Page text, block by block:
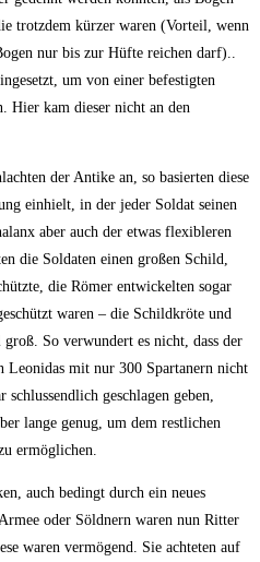
trotzdem kürzer waren (Vorteil, wenn
nur bis zur Hüfte reichen darf)..
um von einer befestigten
Hier kam dieser nicht an den
der Antike an, so basierten diese
einhielt, in der jeder Soldat seinen
aber auch der etwas flexibleren
die Soldaten einen großen Schild,
die Römer entwickelten sogar
waren – die Schildkröte und
So verwundert es nicht, dass der
Leonidas mit nur 300 Spartanern nicht
geschlagen geben,
lange genug, um dem restlichen
ermöglichen.
auch bedingt durch ein neues
oder Söldnern waren nun Ritter
waren vermögend. Sie achteten auf